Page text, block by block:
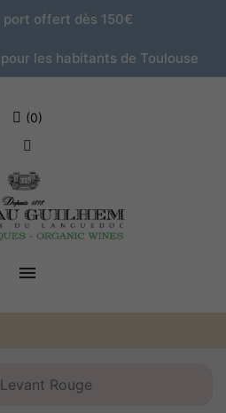
port offert dès 150€
les habitants de Toulouse

(0)
Rouge